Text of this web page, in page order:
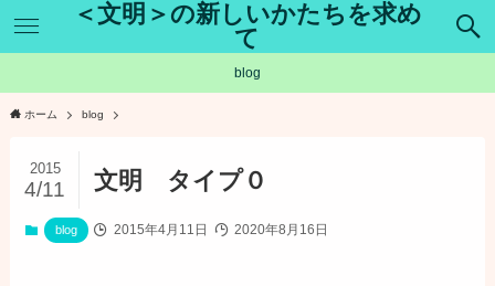
＜文明＞の新しいかたちを求め
て
blog
ホーム blog
文明 タイプ０
2015
4/11
blog 2015年4月11日 2020年8月16日